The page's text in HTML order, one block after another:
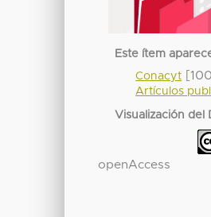
Este ítem
Conacyt
Artículos
Visualización del
openAccess